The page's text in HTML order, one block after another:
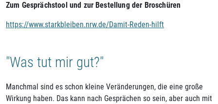
Zum Gesprächstool und zur Bestellung der Broschüren
https://www.starkbleiben.nrw.de/Damit-Reden-hilft
"Was tut mir gut?"
Manchmal sind es schon kleine Veränderungen, die eine große
Wirkung haben. Das kann nach Gesprächen so sein, aber auch mit